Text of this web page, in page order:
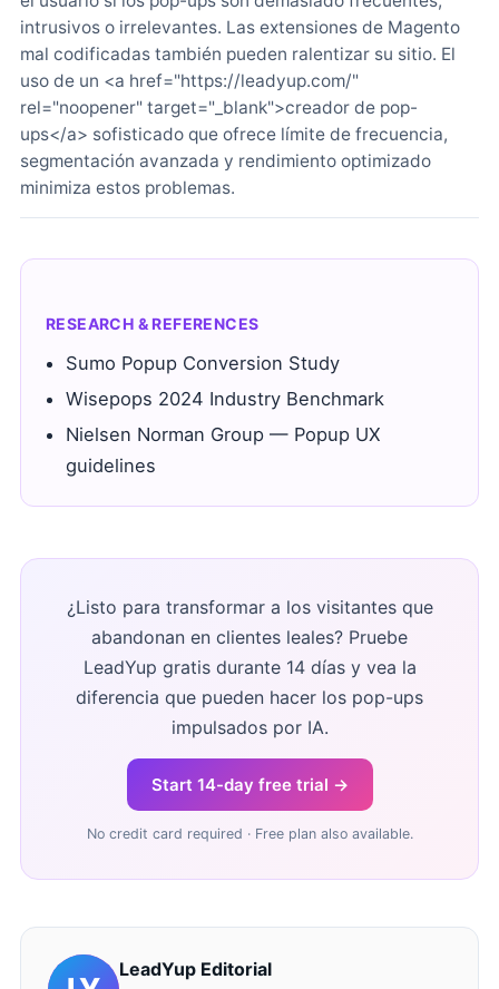
intrusivos o irrelevantes. Las extensiones de Magento
mal codificadas también pueden ralentizar su sitio. El
uso de un <a href="https://leadyup.com/"
rel="noopener" target="_blank">creador de pop-
ups</a> sofisticado que ofrece límite de frecuencia,
segmentación avanzada y rendimiento optimizado
minimiza estos problemas.
RESEARCH & REFERENCES
Sumo Popup Conversion Study
Wisepops 2024 Industry Benchmark
Nielsen Norman Group — Popup UX
guidelines
¿Listo para transformar a los visitantes que
abandonan en clientes leales? Pruebe
LeadYup gratis durante 14 días y vea la
diferencia que pueden hacer los pop-ups
impulsados por IA.
Start 14-day free trial →
No credit card required · Free plan also available.
LeadYup Editorial